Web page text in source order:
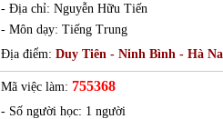
- Địa chỉ: Nguyễn Hữu Tiến
- Môn dạy: Tiếng Trung
Địa điểm: Duy Tiên - Ninh Bình - Hà
Mã việc làm: 755368
- Số người học: 1 người